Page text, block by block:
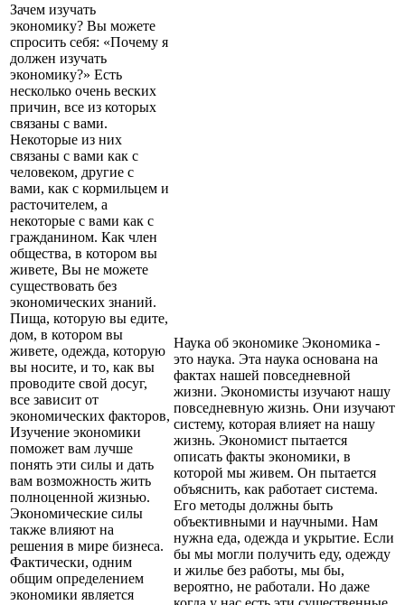
Зачем изучать
экономику? Вы можете
спросить себя: «Почему я
должен изучать
экономику?» Есть
несколько очень веских
причин, все из которых
связаны с вами.
Некоторые из них
связаны с вами как с
человеком, другие с
вами, как с кормильцем и
расточителем, а
некоторые с вами как с
гражданином. Как член
общества, в котором вы
живете, Вы не можете
существовать без
экономических знаний.
Пища, которую вы едите,
дом, в котором вы
живете, одежда, которую
вы носите, и то, как вы
проводите свой досуг,
все зависит от
экономических факторов,
Изучение экономики
поможет вам лучше
понять эти силы и дать
вам возможность жить
полноценной жизнью.
Экономические силы
также влияют на
решения в мире бизнеса.
Фактически, одним
общим определением
экономики является
Наука об экономике Экономика -
это наука. Эта наука основана на
фактах нашей повседневной
жизни. Экономисты изучают нашу
повседневную жизнь. Они изучают
систему, которая влияет на нашу
жизнь. Экономист пытается
описать факты экономики, в
которой мы живем. Он пытается
объяснить, как работает система.
Его методы должны быть
объективными и научными. Нам
нужна еда, одежда и укрытие. Если
бы мы могли получить еду, одежду
и жилье без работы, мы бы,
вероятно, не работали. Но даже